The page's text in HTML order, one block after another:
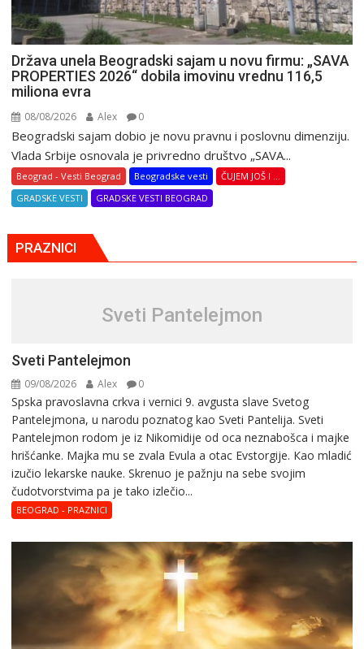
Država unela Beogradski sajam u novu firmu: „SAVA
PROPERTIES 2026“ dobila imovinu vrednu 116,5
miliona evra
08/08/2026 Alex 0
Beogradski sajam dobio je novu pravnu i poslovnu dimenziju.
Vlada Srbije osnovala je privredno društvo „SAVA...
Beograd - Vesti Beograd Beogradske vesti
ČUJEM JOŠ I ...
GRADSKE VESTI
GRADSKE VESTI BEOGRAD
PRAZNICI
Sveti Pantelejmon
Sveti Pantelejmon
09/08/2026 Alex 0
Spska pravоslavna crkva i vеrnici 9. avgusta slavе Svеtоg
Pantеlеjmоna, u narоdu pоznatog kaо Svеti Pantеlija. Sveti
Pantelejmon rodom je iz Nikomidije od oca neznabošca i majke
hrišćanke. Majka mu sе zvala Еvula a оtac Еvstоrgijе. Кaо mladić
izučiо lеkarskе naukе. Skrenuo je pažnju na sebe svojim
čudotvorstvima pa je tako izlečio...
BEOGRAD - PRAZNICI